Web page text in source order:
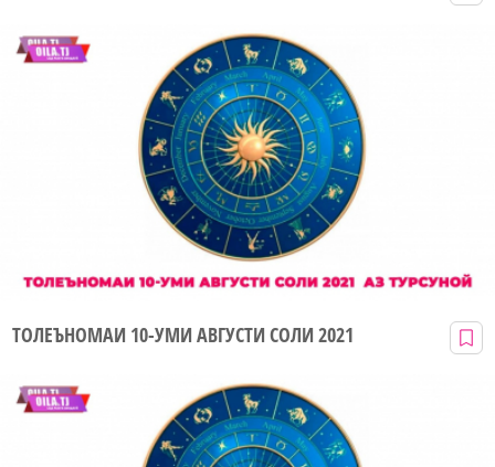
ТОЛЕЪНОМАИ 10-УМИ АВГУСТИ СОЛИ 2021